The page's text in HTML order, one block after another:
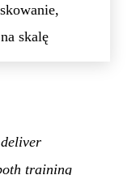
skalę
training